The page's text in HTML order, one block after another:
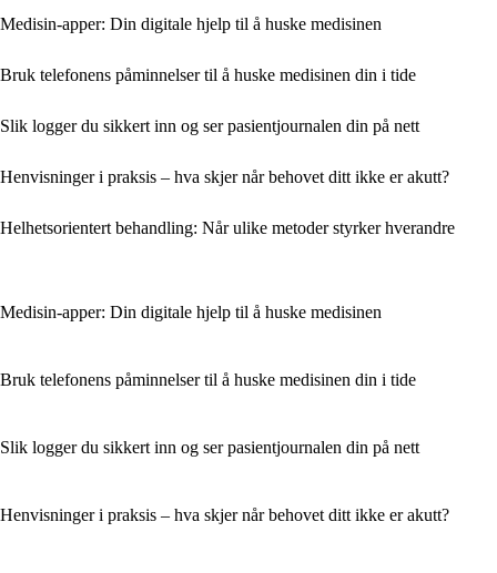
Medisin-apper: Din digitale hjelp til å huske medisinen
Bruk telefonens påminnelser til å huske medisinen din i tide
Slik logger du sikkert inn og ser pasientjournalen din på nett
Henvisninger i praksis – hva skjer når behovet ditt ikke er akutt?
Helhetsorientert behandling: Når ulike metoder styrker hverandre
Medisin-apper: Din digitale hjelp til å huske medisinen
Bruk telefonens påminnelser til å huske medisinen din i tide
Slik logger du sikkert inn og ser pasientjournalen din på nett
Henvisninger i praksis – hva skjer når behovet ditt ikke er akutt?